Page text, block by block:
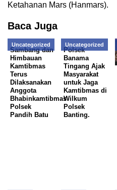
Ketahanan Mars (Hanmars).
Baca Juga
Uncategorized
Sambang dan
Himbauan
Kamtibmas
Terus
Dilaksanakan
Anggota
Bhabinkamtibmas
Polsek
Pandih Batu
Uncategorized
Polsek
Banama
Tingang Ajak
Masyarakat
untuk Jaga
Kamtibmas di
Wilkum
Polsek
Banting.